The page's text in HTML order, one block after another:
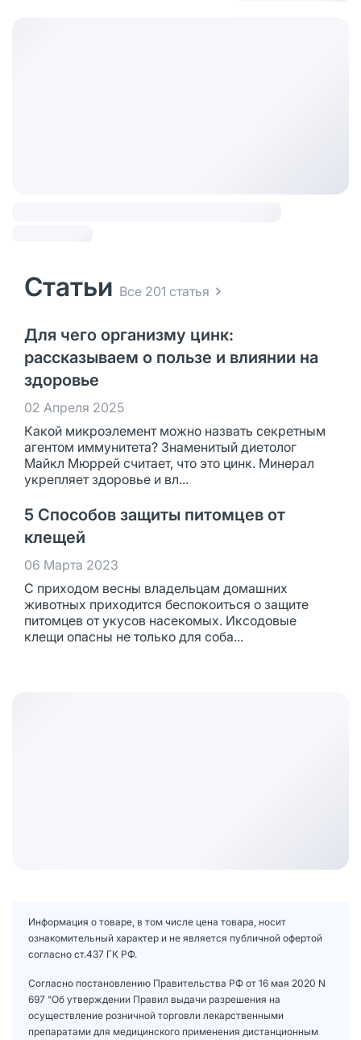
Статьи Все 201 статья
Для чего организму цинк:
рассказываем о пользе и влиянии на
здоровье
02 Апреля 2025
Какой микроэлемент можно назвать секретным
агентом иммунитета? Знаменитый диетолог
Майкл Мюррей считает, что это цинк. Минерал
укрепляет здоровье и вл...
5 Способов защиты питомцев от
клещей
06 Марта 2023
С приходом весны владельцам домашних
животных приходится беспокоиться о защите
питомцев от укусов насекомых. Иксодовые
клещи опасны не только для соба...
Информация о товаре, в том числе цена товара, носит
ознакомительный характер и не является публичной офертой
согласно ст.437 ГК РФ.
Согласно постановлению Правительства РФ от 16 мая 2020 N
697 "Об утверждении Правил выдачи разрешения на
осуществление розничной торговли лекарственными
препаратами для медицинского применения дистанционным